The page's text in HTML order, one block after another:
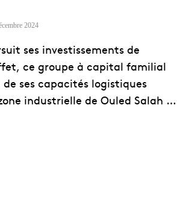
2024
ses investissements de
ce groupe à capital familial
de ses capacités logistiques
industrielle de Ouled Salah …